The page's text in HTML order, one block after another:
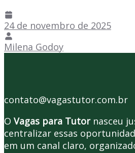
24 de novembro de 2025
Milena Godoy
contato@vagastutor.com.br
O Vagas para Tutornasceu
centralizar essas
em um canal claro,